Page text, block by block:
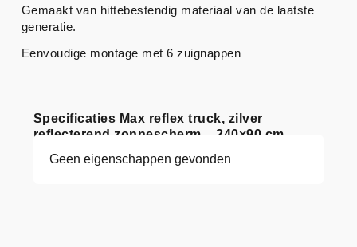
Specificaties Max reflex truck, zilver
reflecterend zonnescherm – 240×90 cm
Geen eigenschappen gevonden
Gemaakt van hittebestendig materiaal van de laatste
generatie.
Eenvoudige montage met 6 zuignappen